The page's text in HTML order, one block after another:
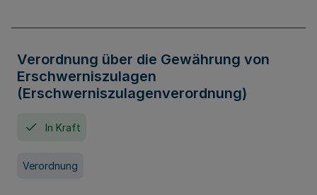
Verordnung über die Gewährung von
Erschwerniszulagen
(Erschwerniszulagenverordnung)
In Kraft
Verordnung